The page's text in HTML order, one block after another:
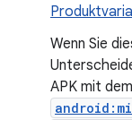
Wenn Sie
APK mit